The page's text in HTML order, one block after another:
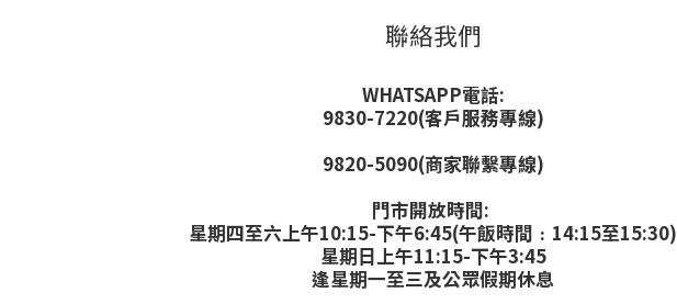
聯絡我們
WHATSAPP電話:
9830-7220(客戶服務專線)
9820-5090(商家聯繫專線)
門市開放時間:
星期四至六上午10:15-下午6:45(午飯時間﹕14:15至15:30)
星期日上午11:15-下午3:45
逢星期一至三及公眾假期休息